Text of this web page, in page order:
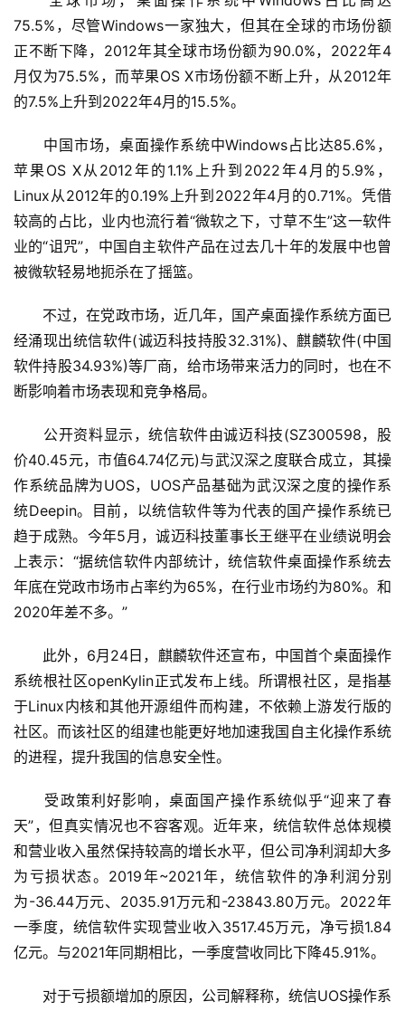
75.5%，尽管Windows一家独大，但其在全球的市场份额
正不断下降，2012年其全球市场份额为90.0%，2022年4
月仅为75.5%，而苹果OS X市场份额不断上升，从2012年
的7.5%上升到2022年4月的15.5%。
中国市场，桌面操作系统中Windows占比达85.6%，
苹果OS X从2012年的1.1%上升到2022年4月的5.9%，
Linux从2012年的0.19%上升到2022年4月的0.71%。凭借
较高的占比，业内也流行着“微软之下，寸草不生”这一软件
业的“诅咒”，中国自主软件产品在过去几十年的发展中也曾
被微软轻易地扼杀在了摇篮。
不过，在党政市场，近几年，国产桌面操作系统方面已
经涌现出统信软件(诚迈科技持股32.31%)、麒麟软件(中国
软件持股34.93%)等厂商，给市场带来活力的同时，也在不
断影响着市场表现和竞争格局。
公开资料显示，统信软件由诚迈科技(SZ300598，股
价40.45元，市值64.74亿元)与武汉深之度联合成立，其操
作系统品牌为UOS，UOS产品基础为武汉深之度的操作系
统Deepin。目前，以统信软件等为代表的国产操作系统已
趋于成熟。今年5月，诚迈科技董事长王继平在业绩说明会
上表示：“据统信软件内部统计，统信软件桌面操作系统去
年底在党政市场市占率约为65%，在行业市场约为80%。和
2020年差不多。”
此外，6月24日，麒麟软件还宣布，中国首个桌面操作
系统根社区openKylin正式发布上线。所谓根社区，是指基
于Linux内核和其他开源组件而构建，不依赖上游发行版的
社区。而该社区的组建也能更好地加速我国自主化操作系统
的进程，提升我国的信息安全性。
受政策利好影响，桌面国产操作系统似乎“迎来了春
天”，但真实情况也不容客观。近年来，统信软件总体规模
和营业收入虽然保持较高的增长水平，但公司净利润却大多
为亏损状态。2019年~2021年，统信软件的净利润分别
为-36.44万元、2035.91万元和-23843.80万元。2022年
一季度，统信软件实现营业收入3517.45万元，净亏损1.84
亿元。与2021年同期相比，一季度营收同比下降45.91%。
对于亏损额增加的原因，公司解释称，统信UOS操作系